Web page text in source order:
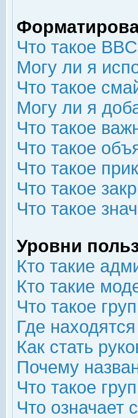
Что такое
Могу ли я
Что такое
Могу ли я
Что такое
Что такое
Что такое
Что такое
Что такое
Уровни
Кто такие
Кто такие
Что такое
Где
Как стать
Почему
Что такое
Что означает